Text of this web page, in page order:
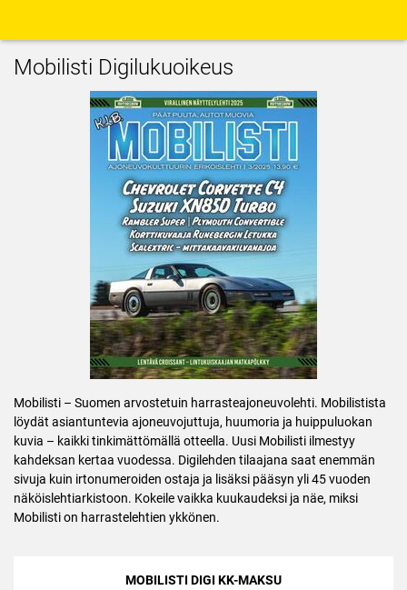
Mobilisti Digilukuoikeus
Mobilisti – Suomen arvostetuin harrasteajoneuvolehti. Mobilistista
löydät asiantuntevia ajoneuvojuttuja, huumoria ja huippuluokan
kuvia – kaikki tinkimättömällä otteella. Uusi Mobilisti ilmestyy
kahdeksan kertaa vuodessa. Digilehden tilaajana saat enemmän
sivuja kuin irtonumeroiden ostaja ja lisäksi pääsyn yli 45 vuoden
näköislehtiarkistoon. Kokeile vaikka kuukaudeksi ja näe, miksi
Mobilisti on harrastelehtien ykkönen.
MOBILISTI DIGI KK-MAKSU